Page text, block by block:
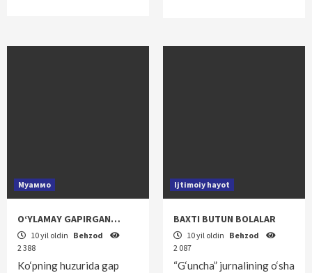
Муаммо
O‘YLAMAY GAPIRGAN…
10 yil oldin Behzod
2 388
Ko‘pning huzurida gap
Ijtimoiy hayot
BAXTI BUTUN BOLALAR
10 yil oldin Behzod
2 087
“G‘uncha” jurnalining o‘sha